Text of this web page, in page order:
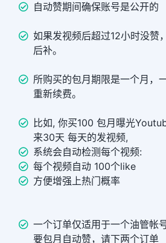
自动赞期间确保账号是公开的
如果发视频后超过12小时没赞
后补。
所购买的包月期限是一个月，
重新续费。
比如, 你买100 包月曝光
来30天 每天的发视频,
系统会自动检测每个视频:
每个视频自动 100个like
方便增强上热门概率
一个订单仅适用于一个油管帐
要包月自动赞，请下两个订单